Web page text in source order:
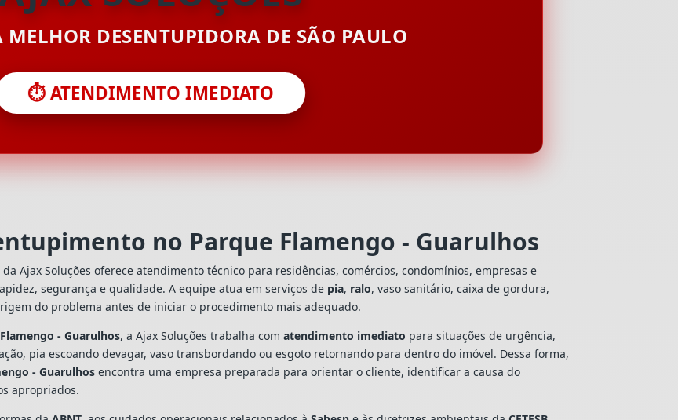
MELHOR DESENTUPIDORA DE SÃO PAULO
⏱️ ATENDIMENTO IMEDIATO
no Parque Flamengo - Guarulhos
da Ajax Soluções oferece atendimento técnico para residências, comércios, condomínios, empresas e
segurança e qualidade. A equipe atua em serviços de pia, ralo, vaso sanitário, caixa de gordura,
do problema antes de iniciar o procedimento mais adequado.
- Guarulhos, a Ajax Soluções trabalha comatendimento imediato para situações de urgência,
pia escoando devagar, vaso transbordando ou esgoto retornando para dentro do imóvel. Dessa forma,
- Guarulhos encontra uma empresa preparada para orientar o cliente, identificar a causa do
apropriados.